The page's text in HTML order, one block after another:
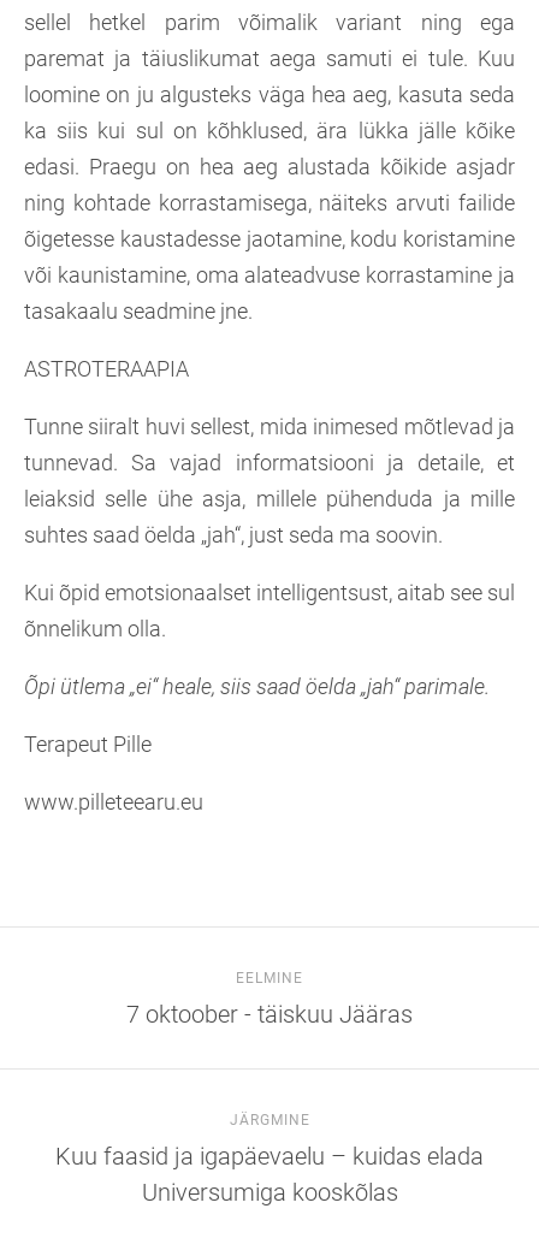
sellel hetkel parim võimalik variant ning ega
paremat ja täiuslikumat aega samuti ei tule. Kuu
loomine on ju algusteks väga hea aeg, kasuta seda
ka siis kui sul on kõhklused, ära lükka jälle kõike
edasi. Praegu on hea aeg alustada kõikide asjadr
ning kohtade korrastamisega, näiteks arvuti failide
õigetesse kaustadesse jaotamine, kodu koristamine
või kaunistamine, oma alateadvuse korrastamine ja
tasakaalu seadmine jne.
ASTROTERAAPIA
Tunne siiralt huvi sellest, mida inimesed mõtlevad ja
tunnevad. Sa vajad informatsiooni ja detaile, et
leiaksid selle ühe asja, millele pühenduda ja mille
suhtes saad öelda „jah“, just seda ma soovin.
Kui õpid emotsionaalset intelligentsust, aitab see sul
õnnelikum olla.
Õpi ütlema „ei“ heale, siis saad öelda „jah“ parimale.
Terapeut Pille
www.pilleteearu.eu
EELMINE
7 oktoober - täiskuu Jääras
JÄRGMINE
Kuu faasid ja igapäevaelu – kuidas elada
Universumiga kooskõlas